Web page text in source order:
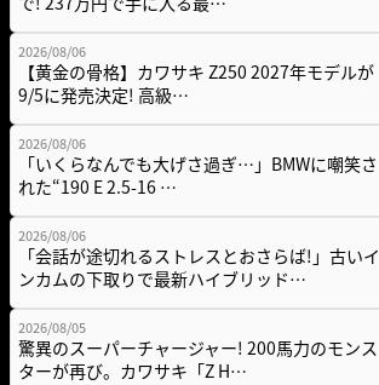
2026/08/06
【黄金の骨格】カワサキ Z250 2027年モデルが
9/5に発売決定! 高級…
2026/08/06
「いくらなんでも大げさ過ぎ…」BMWに嘲笑さ
れた“190 E 2.5-16 …
2026/08/06
「会話が途切れるストレスとおさらば!」古いイ
ンカムの下取りで最新ハイブリッド…
2026/08/05
驚異のスーパーチャージャー! 200馬力のモンス
ターが再び。カワサキ「Z H…